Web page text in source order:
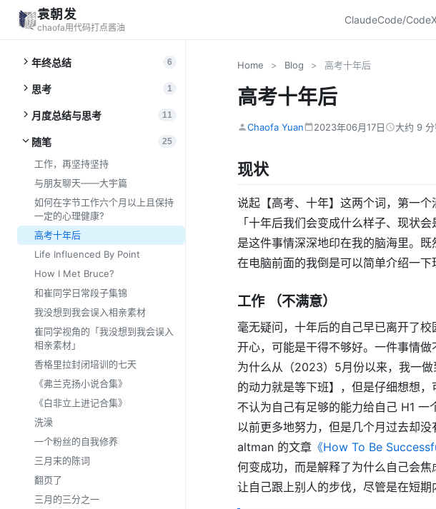
袁朝发
chaofa用代码打点酱油
ClaudeCode/
年终总结 6
思考 1
月度总结与思考 11
随笔 25
工作，再坚持坚持
与朋友聊天——大宇篇
如何在字节工作六个月以上且保持
一定的心理健康?
高考十年后
Life Influenced By Point
How I Met Bruce?
和崔同学日常段子集锦
我没想到我会误入相亲素材
崔同学视角的「我没想到我会误入
相亲素材」
香格里拉封闭培训的七天
《弗兰克扬小说合集》
《白非立上进记合集》
洗澡
一个粉丝的自我修养
三月末的陈词
翻页了
三月的三分之一
Home > Blog > 高考十年后
高考十年后
Chaofa Yuan 2023年06月17日 大约 9
现状
说起【高考、十年】这两个词，第一
「十年后我们会变成什么样子、现状
是这件事情深深地印在我的脑海里。
在电脑前面的我倒是可以简单介绍一下
工作 （不满意）
毫无疑问，十年后的自己早已离开了
开心，可能是干得不够好。一件事情
为什么从（2023）5月份以来，我一
的动力就是等下班】，但是仔细想想
不认为自己有足够的能力给自己 H1
以前更多地努力，但是几个月过去却
altman 的文章 《How To Be
何变成功，而是解释了为什么自己会
让自己跟上别人的步伐，尽管是在短期